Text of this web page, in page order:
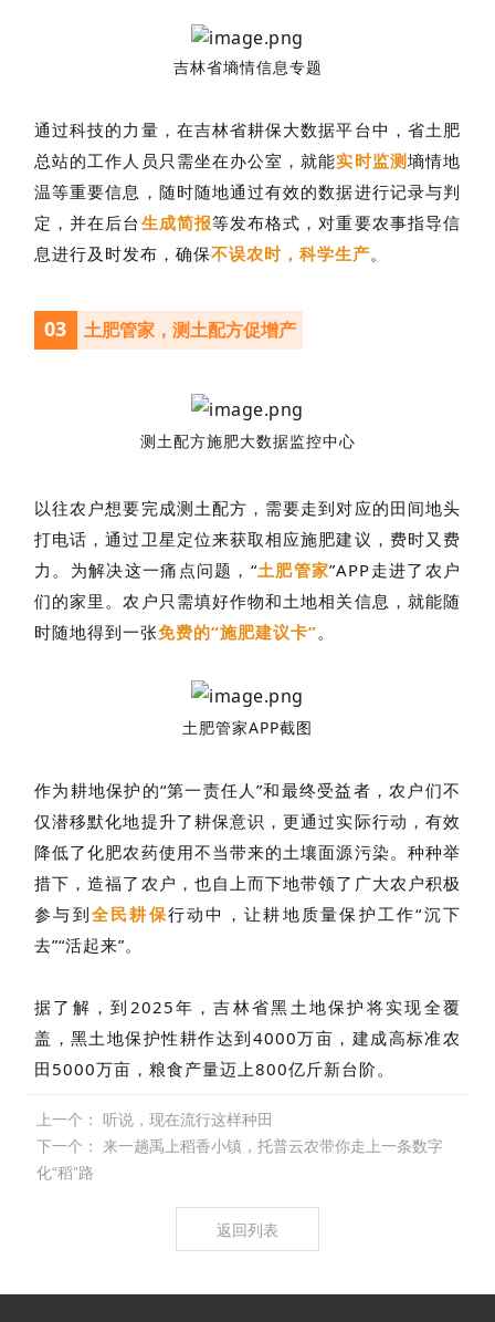
吉林省墒情信息专题
通过科技的力量，在吉林省耕保大数据平台中，省土肥
总站的工作人员只需坐在办公室，就能实时监测墒情地
温等重要信息，随时随地通过有效的数据进行记录与判
定，并在后台生成简报等发布格式，对重要农事指导信
息进行及时发布，确保不误农时，科学生产。
03 土肥管家，测土配方促增产
测土配方施肥大数据监控中心
以往农户想要完成测土配方，需要走到对应的田间地头
打电话，通过卫星定位来获取相应施肥建议，费时又费
力。为解决这一痛点问题， “土肥管家”APP走进了农户
们的家里。农户 只需填好作物和土地相关信息，就能随
时随地得到一张免费的“施肥建议卡”。
土肥管家APP截图
作为耕地保护 的“第一责任人”和最终受益者，农户们不
仅潜移默化地提升了耕保意识，更通过实际行动，有效
降低了化肥农药使用不当带来的土壤面源污染。种种举
措下，造福了农户，也自上而下地带领了广大农户积极
参与到全民耕保行动中，让耕地质量保护工作“沉下
去”“活起来”。
据了解，到2025年，吉林省黑土地保护将实现全覆
盖，黑土地保护性耕作达到4000万亩，建成高标准农
田5000万亩，粮食产量迈上800亿斤新台阶。
上一个：
听说，现在流行这样种田
下一个：
来一趟禹上稻香小镇，托普云农带你走上一条数字
化“稻”路
返回列表